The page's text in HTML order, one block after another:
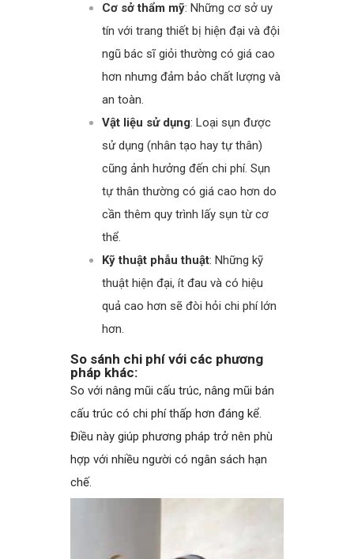
Cơ sở thẩm mỹ: Những cơ sở uy
tín với trang thiết bị hiện đại và đội
ngũ bác sĩ giỏi thường có giá cao
hơn nhưng đảm bảo chất lượng và
an toàn.
Vật liệu sử dụng: Loại sụn được
sử dụng (nhân tạo hay tự thân)
cũng ảnh hưởng đến chi phí. Sụn
tự thân thường có giá cao hơn do
cần thêm quy trình lấy sụn từ cơ
thể.
Kỹ thuật phẫu thuật: Những kỹ
thuật hiện đại, ít đau và có hiệu
quả cao hơn sẽ đòi hỏi chi phí lớn
hơn.
So sánh chi phí với các phương
pháp khác:
So với nâng mũi cấu trúc, nâng mũi bán
cấu trúc có chi phí thấp hơn đáng kể.
Điều này giúp phương pháp trở nên phù
hợp với nhiều người có ngân sách hạn
chế.